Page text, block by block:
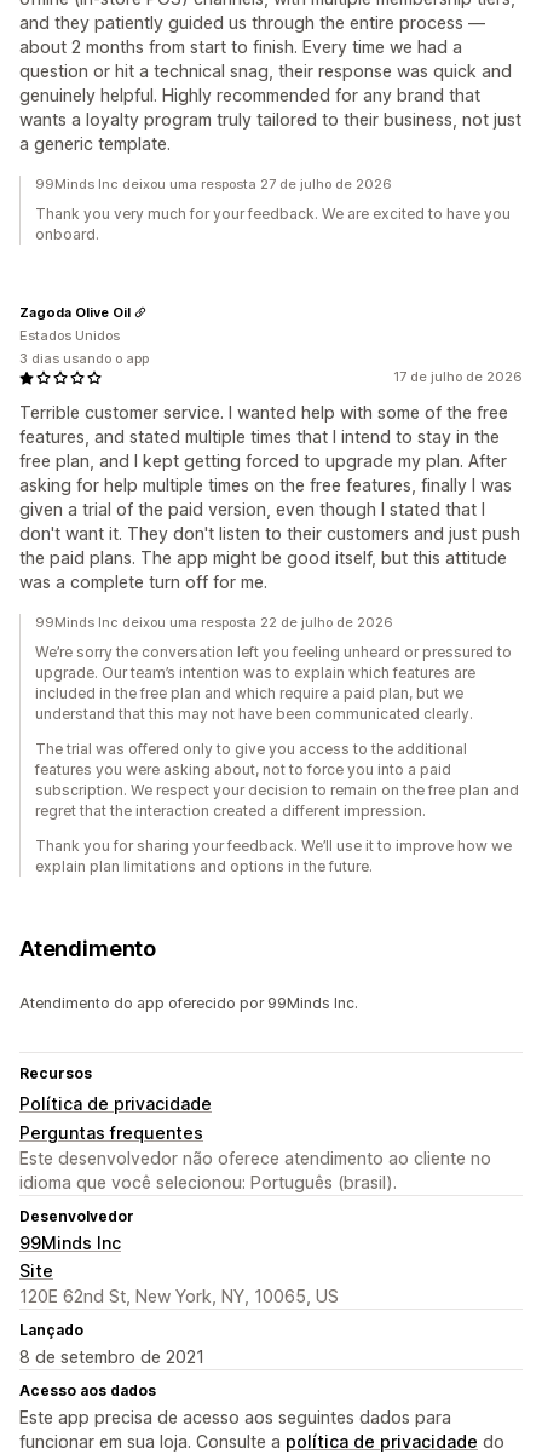
and they patiently guided us through the entire process —
about 2 months from start to finish. Every time we had a
question or hit a technical snag, their response was quick and
genuinely helpful. Highly recommended for any brand that
wants a loyalty program truly tailored to their business, not just
a generic template.
99Minds Inc deixou uma resposta 27 de julho de 2026
Thank you very much for your feedback. We are excited to have you
onboard.
17 de julho de 2026
Terrible customer service. I wanted help with some of the free
features, and stated multiple times that I intend to stay in the
free plan, and I kept getting forced to upgrade my plan. After
asking for help multiple times on the free features, finally I was
given a trial of the paid version, even though I stated that I
don't want it. They don't listen to their customers and just push
the paid plans. The app might be good itself, but this attitude
was a complete turn off for me.
Zagoda Olive Oil
Estados Unidos
3 dias usando o app
99Minds Inc deixou uma resposta 22 de julho de 2026
We’re sorry the conversation left you feeling unheard or pressured to
upgrade. Our team’s intention was to explain which features are
included in the free plan and which require a paid plan, but we
understand that this may not have been communicated clearly.
The trial was offered only to give you access to the additional
features you were asking about, not to force you into a paid
subscription. We respect your decision to remain on the free plan and
regret that the interaction created a different impression.
Thank you for sharing your feedback. We’ll use it to improve how we
explain plan limitations and options in the future.
Atendimento
Atendimento do app oferecido por 99Minds Inc.
Recursos
Política de privacidade
Perguntas frequentes
Este desenvolvedor não oferece atendimento ao cliente no
idioma que você selecionou: Português (brasil).
Desenvolvedor
99Minds Inc
Site
120E 62nd St, New York, NY, 10065, US
Lançado
8 de setembro de 2021
Acesso aos dados
Este app precisa de acesso aos seguintes dados para
funcionar em sua loja. Consulte a política de privacidade do